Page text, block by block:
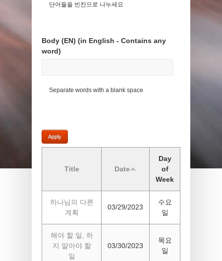
단어들을 빈칸으로 나누세요
Body (EN) (in English - Contains any
word)
Separate words with a blank space
Title Date
Day
of
Week
하나님의 다른
계획
03/29/2023
수요
일
해야 할 일, 하
지 말아야 할
일
03/30/2023
목요
일